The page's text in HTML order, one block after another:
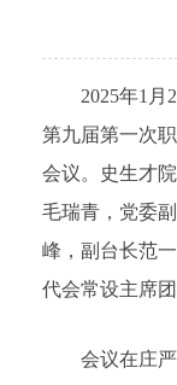
2025年1月
第九届第一次
会议。史生才
毛瑞青，党委
峰，副台长范
代会常设主席
会议在庄